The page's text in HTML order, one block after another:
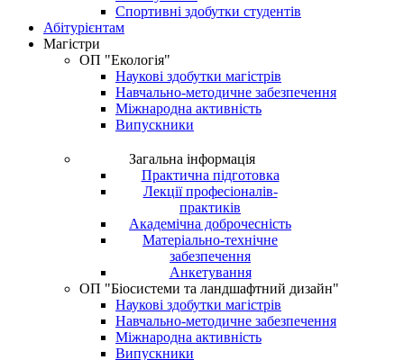
Спортивні здобутки студентів
Абітурієнтам
Магістри
ОП "Екологія"
Наукові здобутки магістрів
Навчально-методичне забезпечення
Міжнародна активність
Випускники
Загальна інформація
Практична підготовка
Лекції професіоналів-
практиків
Академічна доброчесність
Матеріально-технічне
забезпечення
Анкетування
ОП "Біосистеми та ландшафтний дизайн"
Наукові здобутки магістрів
Навчально-методичне забезпечення
Міжнародна активність
Випускники